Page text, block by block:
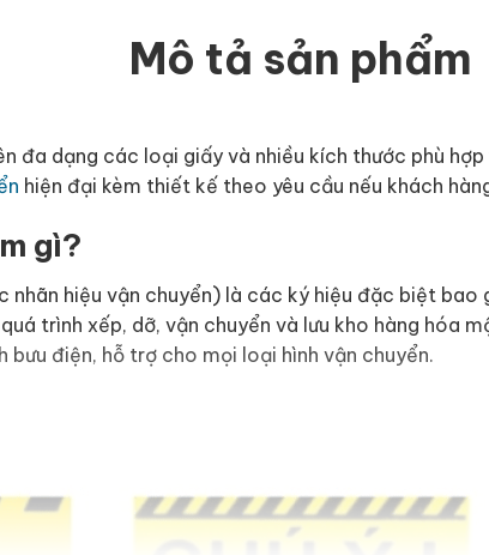
Mô tả sản phẩm
đa dạng các loại giấy và nhiều kích thước phù hợp
hiện đại kèm thiết kế theo yêu cầu nếu khách
gì?
nhãn hiệu vận chuyển) là các ký hiệu đặc biệt
trình xếp, dỡ, vận chuyển và lưu kho hàng hóa
điện, hỗ trợ cho mọi loại hình vận chuyển.